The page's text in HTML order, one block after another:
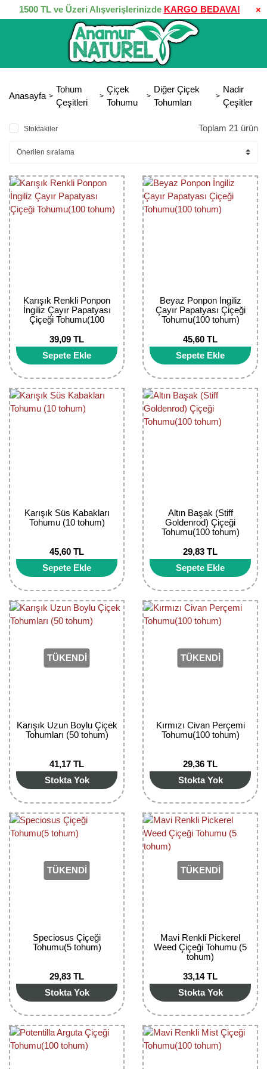
×
1500 TL ve Üzeri Alışverişlerinizde KARGO BEDAVA!
Anasayfa
Tohum
Çeşitleri
Çiçek
Tohumu
Diğer Çiçek
Tohumları
Nadir
Çeşitler
Stoktakiler Toplam 21 ürün
Karışık Renkli Ponpon
İngiliz Çayır Papatyası
Çiçeği Tohumu(100
39,09 TL
Sepete Ekle
Beyaz Ponpon İngiliz
Çayır Papatyası Çiçeği
Tohumu(100 tohum)
45,60 TL
Sepete Ekle
Karışık Süs Kabakları
Tohumu (10 tohum)
45,60 TL
Sepete Ekle
Altın Başak (Stiff
Goldenrod) Çiçeği
Tohumu(100 tohum)
29,83 TL
Sepete Ekle
TÜKENDİ
Karışık Uzun Boylu Çiçek
Tohumları (50 tohum)
41,17 TL
Stokta Yok
TÜKENDİ
Kırmızı Civan Perçemi
Tohumu(100 tohum)
29,36 TL
Stokta Yok
TÜKENDİ
Speciosus Çiçeği
Tohumu(5 tohum)
29,83 TL
Stokta Yok
TÜKENDİ
Mavi Renkli Pickerel
Weed Çiçeği Tohumu (5
tohum)
33,14 TL
Stokta Yok